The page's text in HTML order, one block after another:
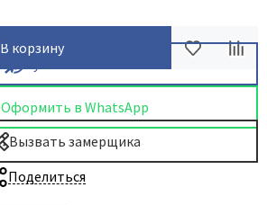
В корзину
Оформить в WhatsApp
Вызвать замерщика
Поделиться